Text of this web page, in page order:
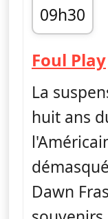
09h30
fin 10h00
Foul Play
La
huit ans
Dawn